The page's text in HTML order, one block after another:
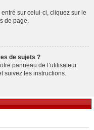
sur celui-ci, cliquez sur le
de page.
de sujets ?
panneau de l’utilisateur
suivez les instructions.